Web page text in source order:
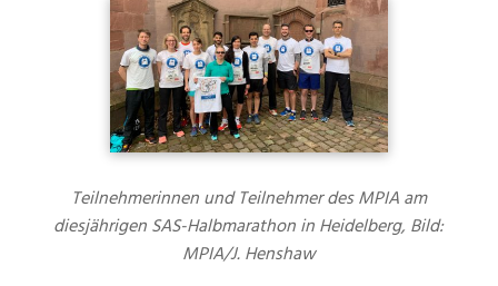
Teilnehmerinnen und Teilnehmer des MPIA am
diesjährigen SAS-Halbmarathon in Heidelberg, Bild:
MPIA/J. Henshaw